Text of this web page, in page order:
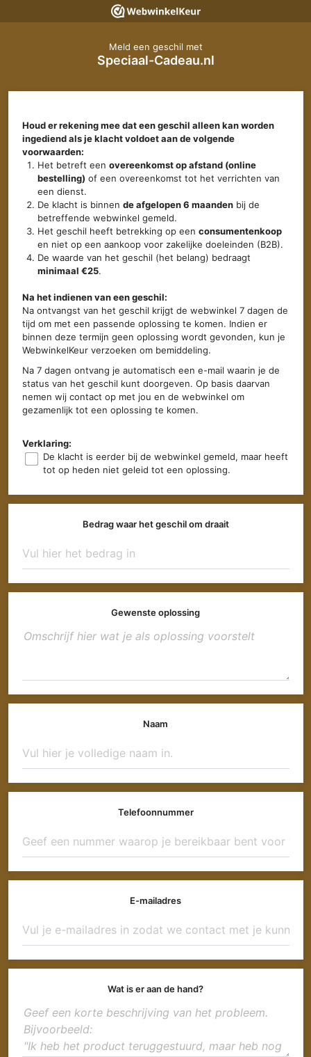
Meld een geschil met
Speciaal-Cadeau.nl
Houd er rekening mee dat een geschil alleen kan worden
ingediend als je klacht voldoet aan de volgende
voorwaarden:
Het betreft eenovereenkomst op afstand (online
bestelling) of een overeenkomst tot het verrichten van
een dienst.
De klacht is binnende afgelopen 6 maanden bij de
betreffende webwinkel gemeld.
Het geschil heeft betrekking op eenconsumentenkoop
en niet op een aankoop voor zakelijke doeleinden (B2B).
De waarde van het geschil (het belang) bedraagt
minimaal €25.
Na het indienen van een geschil:
Na ontvangst van het geschil krijgt de webwinkel 7 dagen de
tijd om met een passende oplossing te komen. Indien er
binnen deze termijn geen oplossing wordt gevonden, kun je
WebwinkelKeur verzoeken om bemiddeling.
Na 7 dagen ontvang je automatisch een e-mail waarin je de
status van het geschil kunt doorgeven. Op basis daarvan
nemen wij contact op met jou en de webwinkel om
gezamenlijk tot een oplossing te komen.
Verklaring:
De klacht is eerder bij de webwinkel gemeld, maar heeft
tot op heden niet geleid tot een oplossing.
Bedrag waar het geschil om draait
Gewenste oplossing
Naam
Telefoonnummer
E-mailadres
Wat is er aan de hand?